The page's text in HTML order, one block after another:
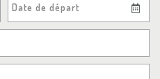
Date de départ